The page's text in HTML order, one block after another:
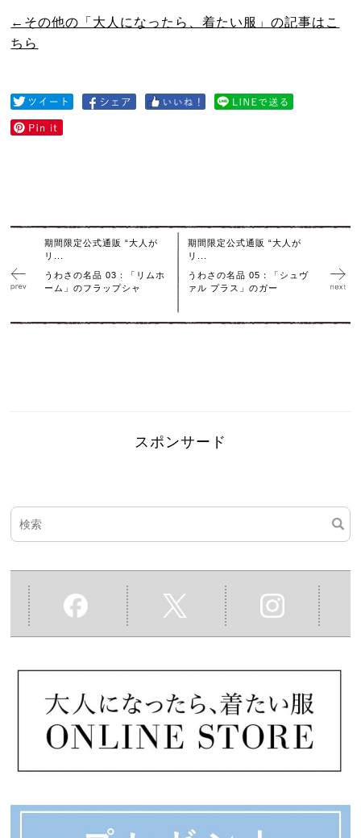
←その他の「大人になったら、着たい服」の記事はこ
ちら
期間限定公式通販 “大人が
リ...
うわさの名品 03：「リムホ
ーム」のフラップシャ
期間限定公式通販 “大人が
リ...
うわさの名品 05：「シュヴ
ァル プラス」のガー
スポンサード